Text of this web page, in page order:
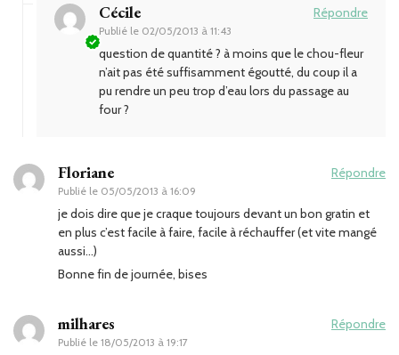
Cécile
Publié le 02/05/2013 à 11:43
Répondre
question de quantité ? à moins que le chou-fleur
n’ait pas été suffisamment égoutté, du coup il a
pu rendre un peu trop d’eau lors du passage au
four ?
Floriane
Publié le 05/05/2013 à 16:09
Répondre
je dois dire que je craque toujours devant un bon gratin et
en plus c’est facile à faire, facile à réchauffer (et vite mangé
aussi…)
Bonne fin de journée, bises
milhares
Publié le 18/05/2013 à 19:17
Répondre